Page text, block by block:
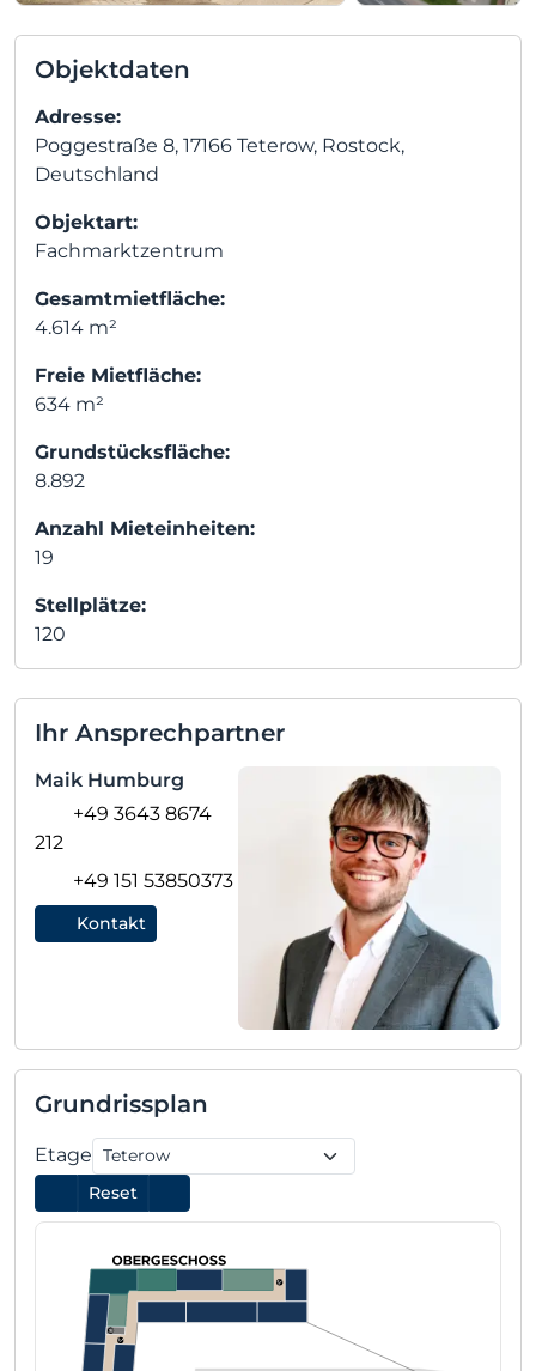
Objektdaten
Adresse:
Poggestraße 8, 17166 Teterow, Rostock,
Deutschland
Objektart:
Fachmarktzentrum
Gesamtmietfläche:
4.614 m²
Freie Mietfläche:
634 m²
Grundstücksfläche:
8.892
Anzahl Mieteinheiten:
19
Stellplätze:
120
Ihr Ansprechpartner
Maik Humburg
+49 3643 8674
212
+49 151 53850373
Kontakt
Grundrissplan
Etage
Reset